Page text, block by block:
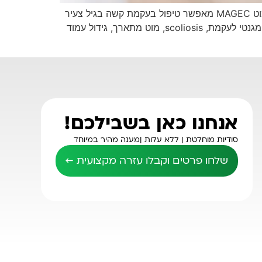
עקמת בגיל צעיר? שיטת MAGEC שומרת על הגדילה ומפחיתה ניתוחים חוזרים Meta Description: חדש בישראל: מוט MAGEC מאפשר טיפול בעקמת קשה בגיל צעיר
בלי לעצור את הגדילה. מדריך חובה להורים. תגיות SEO: עקמת ילדים, עקמת בגיל צעיר, סקוליוזיס, ניתוח MAGEC, מוט מגנטי לעקמת, scoliosis, מוט מתארך, גידול עמוד
אנחנו כאן בשבילכם!
סודיות מוחלטת | ללא עלות |מענה מהיר במיוחד
שלחו פרטים וקבלו עזרה מקצועית ←